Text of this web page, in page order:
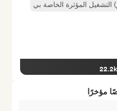
التشغيل المؤثرة الخاصة بي
22.2k
مؤخرًا